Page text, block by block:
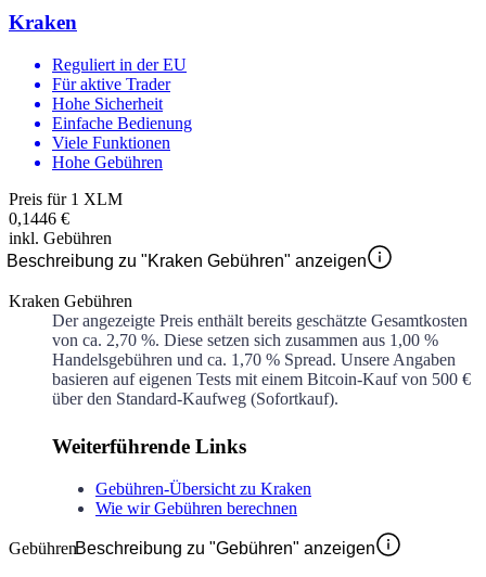
Kraken
Reguliert in der EU
Für aktive Trader
Hohe Sicherheit
Einfache Bedienung
Viele Funktionen
Hohe Gebühren
Preis für 1 XLM
0,1446 €
inkl. Gebühren
Beschreibung zu "Kraken Gebühren" anzeigen
Kraken Gebühren
Der angezeigte Preis enthält bereits geschätzte Gesamtkosten
von ca. 2,70 %. Diese setzen sich zusammen aus 1,00 %
Handelsgebühren und ca. 1,70 % Spread. Unsere Angaben
basieren auf eigenen Tests mit einem Bitcoin-Kauf von 500 €
über den Standard-Kaufweg (Sofortkauf).
Weiterführende Links
Gebühren-Übersicht zu Kraken
Wie wir Gebühren berechnen
GebührenBeschreibung zu "Gebühren" anzeigen